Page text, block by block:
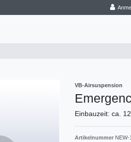
VB-Airsuspension
Einbauzeit: ca.
Artikelnummer NEW-